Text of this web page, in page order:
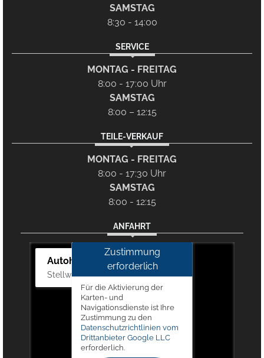
SAMSTAG
8:30 - 14:00
SERVICE
MONTAG - FREITAG
8:00 - 17:00 Uhr
SAMSTAG
8:00 – 12:15
TEILE-VERKAUF
MONTAG - FREITAG
8:00 - 17:30 Uhr
SAMSTAG
8:00 - 12:15
ANFAHRT
Autohaus Picker
Stellwerk 5, 57368 Lennestadt
Zustimmung
erforderlich
Für die Aktivierung der
Karten- und
Navigationsdienste ist Ihre
Zustimmung zu den
Datenschutzrichtlinien vom
Drittanbieter Google LLC
erforderlich.